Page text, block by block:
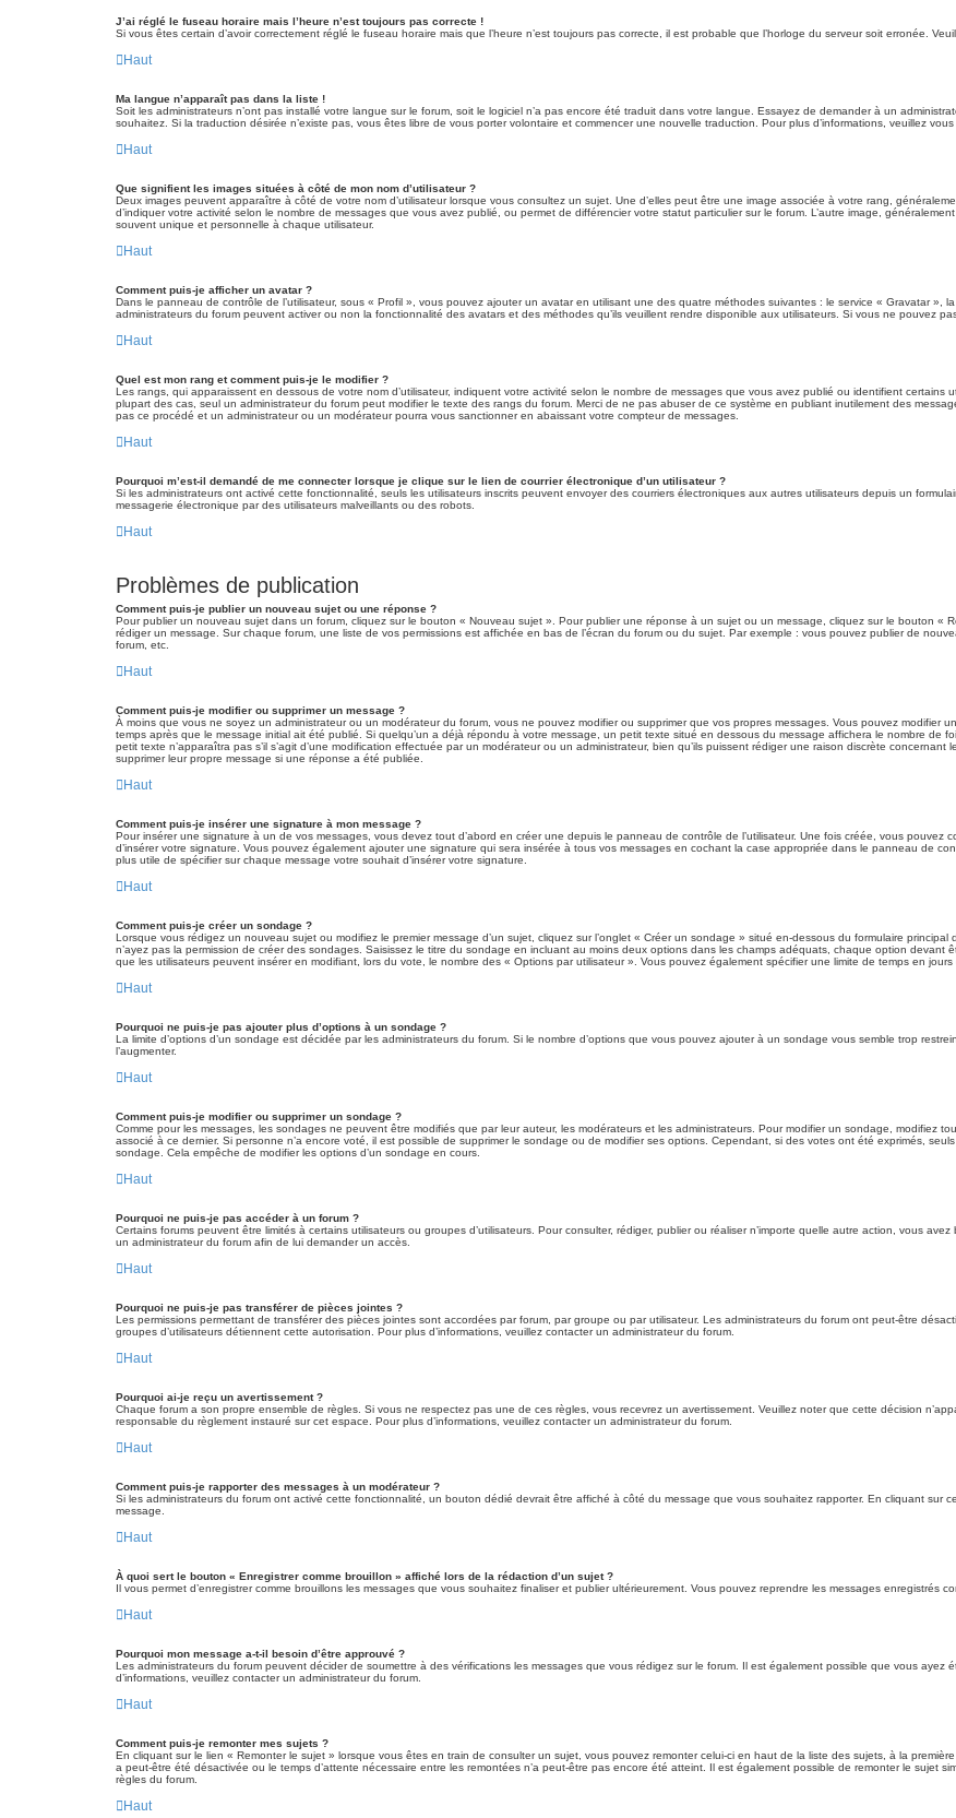
J’ai réglé le fuseau horaire mais l’heure n’est toujours pas correcte !
Si vous êtes certain d’avoir correctement réglé le fuseau horaire mais que l’heure n’est toujours pas correcte, il est probable que l’horloge du serveur soit erronée.
Haut
Ma langue n’apparaît pas dans la liste !
Soit les administrateurs n’ont pas installé votre langue sur le forum, soit le logiciel n’a pas encore été traduit dans votre langue. Essayez de demander à un
souhaitez. Si la traduction désirée n’existe pas, vous êtes libre de vous porter volontaire et commencer une nouvelle traduction. Pour plus d’informations, veuillez
Haut
Que signifient les images situées à côté de mon nom d’utilisateur ?
Deux images peuvent apparaître à côté de votre nom d’utilisateur lorsque vous consultez un sujet. Une d’elles peut être une image associée à votre rang,
d’indiquer votre activité selon le nombre de messages que vous avez publié, ou permet de différencier votre statut particulier sur le forum. L’autre image,
souvent unique et personnelle à chaque utilisateur.
Haut
Comment puis-je afficher un avatar ?
Dans le panneau de contrôle de l’utilisateur, sous « Profil », vous pouvez ajouter un avatar en utilisant une des quatre méthodes suivantes : le service « Gravatar »,
administrateurs du forum peuvent activer ou non la fonctionnalité des avatars et des méthodes qu’ils veuillent rendre disponible aux utilisateurs. Si vous ne pouvez
Haut
Quel est mon rang et comment puis-je le modifier ?
Les rangs, qui apparaissent en dessous de votre nom d’utilisateur, indiquent votre activité selon le nombre de messages que vous avez publié ou identifient certains
plupart des cas, seul un administrateur du forum peut modifier le texte des rangs du forum. Merci de ne pas abuser de ce système en publiant inutilement des
pas ce procédé et un administrateur ou un modérateur pourra vous sanctionner en abaissant votre compteur de messages.
Haut
Pourquoi m’est-il demandé de me connecter lorsque je clique sur le lien de courrier électronique d’un utilisateur ?
Si les administrateurs ont activé cette fonctionnalité, seuls les utilisateurs inscrits peuvent envoyer des courriers électroniques aux autres utilisateurs depuis un
messagerie électronique par des utilisateurs malveillants ou des robots.
Haut
Problèmes de publication
Comment puis-je publier un nouveau sujet ou une réponse ?
Pour publier un nouveau sujet dans un forum, cliquez sur le bouton « Nouveau sujet ». Pour publier une réponse à un sujet ou un message, cliquez sur le bouton «
rédiger un message. Sur chaque forum, une liste de vos permissions est affichée en bas de l’écran du forum ou du sujet. Par exemple : vous pouvez publier de
forum, etc.
Haut
Comment puis-je modifier ou supprimer un message ?
À moins que vous ne soyez un administrateur ou un modérateur du forum, vous ne pouvez modifier ou supprimer que vos propres messages. Vous pouvez modifier
temps après que le message initial ait été publié. Si quelqu’un a déjà répondu à votre message, un petit texte situé en dessous du message affichera le nombre de
petit texte n’apparaîtra pas s’il s’agit d’une modification effectuée par un modérateur ou un administrateur, bien qu’ils puissent rédiger une raison discrète
supprimer leur propre message si une réponse a été publiée.
Haut
Comment puis-je insérer une signature à mon message ?
Pour insérer une signature à un de vos messages, vous devez tout d’abord en créer une depuis le panneau de contrôle de l’utilisateur. Une fois créée, vous
d’insérer votre signature. Vous pouvez également ajouter une signature qui sera insérée à tous vos messages en cochant la case appropriée dans le panneau de
plus utile de spécifier sur chaque message votre souhait d’insérer votre signature.
Haut
Comment puis-je créer un sondage ?
Lorsque vous rédigez un nouveau sujet ou modifiez le premier message d’un sujet, cliquez sur l’onglet « Créer un sondage » situé en-dessous du formulaire
n’ayez pas la permission de créer des sondages. Saisissez le titre du sondage en incluant au moins deux options dans les champs adéquats, chaque option devant
que les utilisateurs peuvent insérer en modifiant, lors du vote, le nombre des « Options par utilisateur ». Vous pouvez également spécifier une limite de temps en
Haut
Pourquoi ne puis-je pas ajouter plus d’options à un sondage ?
La limite d’options d’un sondage est décidée par les administrateurs du forum. Si le nombre d’options que vous pouvez ajouter à un sondage vous semble trop
l’augmenter.
Haut
Comment puis-je modifier ou supprimer un sondage ?
Comme pour les messages, les sondages ne peuvent être modifiés que par leur auteur, les modérateurs et les administrateurs. Pour modifier un sondage, modifiez
associé à ce dernier. Si personne n’a encore voté, il est possible de supprimer le sondage ou de modifier ses options. Cependant, si des votes ont été exprimés,
sondage. Cela empêche de modifier les options d’un sondage en cours.
Haut
Pourquoi ne puis-je pas accéder à un forum ?
Certains forums peuvent être limités à certains utilisateurs ou groupes d’utilisateurs. Pour consulter, rédiger, publier ou réaliser n’importe quelle autre action, vous
un administrateur du forum afin de lui demander un accès.
Haut
Pourquoi ne puis-je pas transférer de pièces jointes ?
Les permissions permettant de transférer des pièces jointes sont accordées par forum, par groupe ou par utilisateur. Les administrateurs du forum ont peut-être
groupes d’utilisateurs détiennent cette autorisation. Pour plus d’informations, veuillez contacter un administrateur du forum.
Haut
Pourquoi ai-je reçu un avertissement ?
Chaque forum a son propre ensemble de règles. Si vous ne respectez pas une de ces règles, vous recevrez un avertissement. Veuillez noter que cette décision
responsable du règlement instauré sur cet espace. Pour plus d’informations, veuillez contacter un administrateur du forum.
Haut
Comment puis-je rapporter des messages à un modérateur ?
Si les administrateurs du forum ont activé cette fonctionnalité, un bouton dédié devrait être affiché à côté du message que vous souhaitez rapporter. En cliquant sur
message.
Haut
À quoi sert le bouton « Enregistrer comme brouillon » affiché lors de la rédaction d’un sujet ?
Il vous permet d’enregistrer comme brouillons les messages que vous souhaitez finaliser et publier ultérieurement. Vous pouvez reprendre les messages enregistrés
Haut
Pourquoi mon message a-t-il besoin d’être approuvé ?
Les administrateurs du forum peuvent décider de soumettre à des vérifications les messages que vous rédigez sur le forum. Il est également possible que vous ayez
d’informations, veuillez contacter un administrateur du forum.
Haut
Comment puis-je remonter mes sujets ?
En cliquant sur le lien « Remonter le sujet » lorsque vous êtes en train de consulter un sujet, vous pouvez remonter celui-ci en haut de la liste des sujets, à la
a peut-être été désactivée ou le temps d’attente nécessaire entre les remontées n’a peut-être pas encore été atteint. Il est également possible de remonter le sujet
règles du forum.
Haut